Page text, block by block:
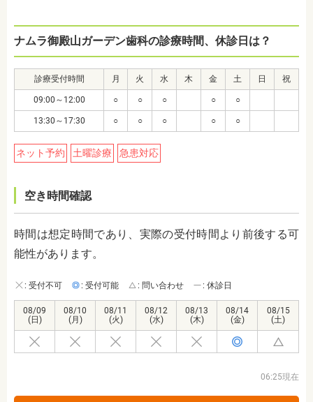
ナムラ御殿山ガーデン歯科の診療時間、休診日は？
診療受付時間 月 火 水 木 金 土 日 祝
09:00～12:00 ○ ○ ○ ○ ○
13:30～17:30 ○ ○ ○ ○ ○
ネット予約 土曜診療 急患対応
空き時間確認
時間は想定時間であり、実際の受付時間より前後する可
能性があります。
: 受付不可 : 受付可能 : 問い合わせ : 休診日
08/09
(日)
08/10
(月)
08/11
(火)
08/12
(水)
08/13
(木)
08/14
(金)
08/15
(土)
06:25現在